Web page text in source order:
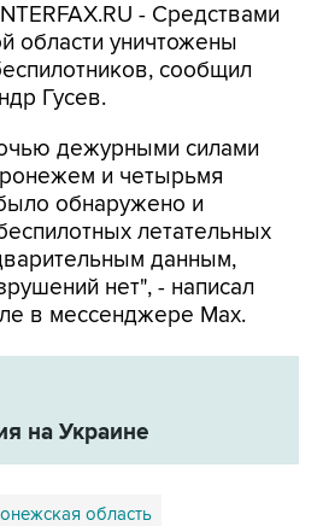
- Средствами
области уничтожены
сообщил
Гусев.
дежурными силами
и четырьмя
обнаружено и
летательных
данным,
нет", - написал
в мессенджере Max.
на Украине
область